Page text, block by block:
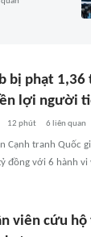
bị phạt 1,36
lợi người
12 phút 6 liên quan
Cạnh tranh Quốc
đồng với 6 hành
viên cứu